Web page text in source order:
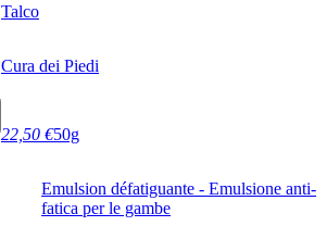
Talco
Cura dei Piedi
22,50 €50g
Emulsion défatiguante - Emulsione anti-
fatica per le gambe